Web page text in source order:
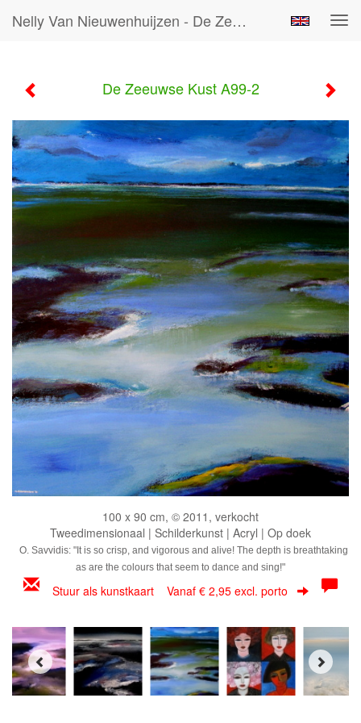
Nelly Van Nieuwenhuijzen - De Zeeuwse Kust A99-2
De Zeeuwse Kust A99-2
100 x 90 cm, © 2011, verkocht
Tweedimensionaal | Schilderkunst | Acryl | Op doek
O. Savvidis: "It is so crisp, and vigorous and alive! The depth is breathtaking
as are the colours that seem to dance and sing!"
Stuur als kunstkaart Vanaf € 2,95 excl. porto